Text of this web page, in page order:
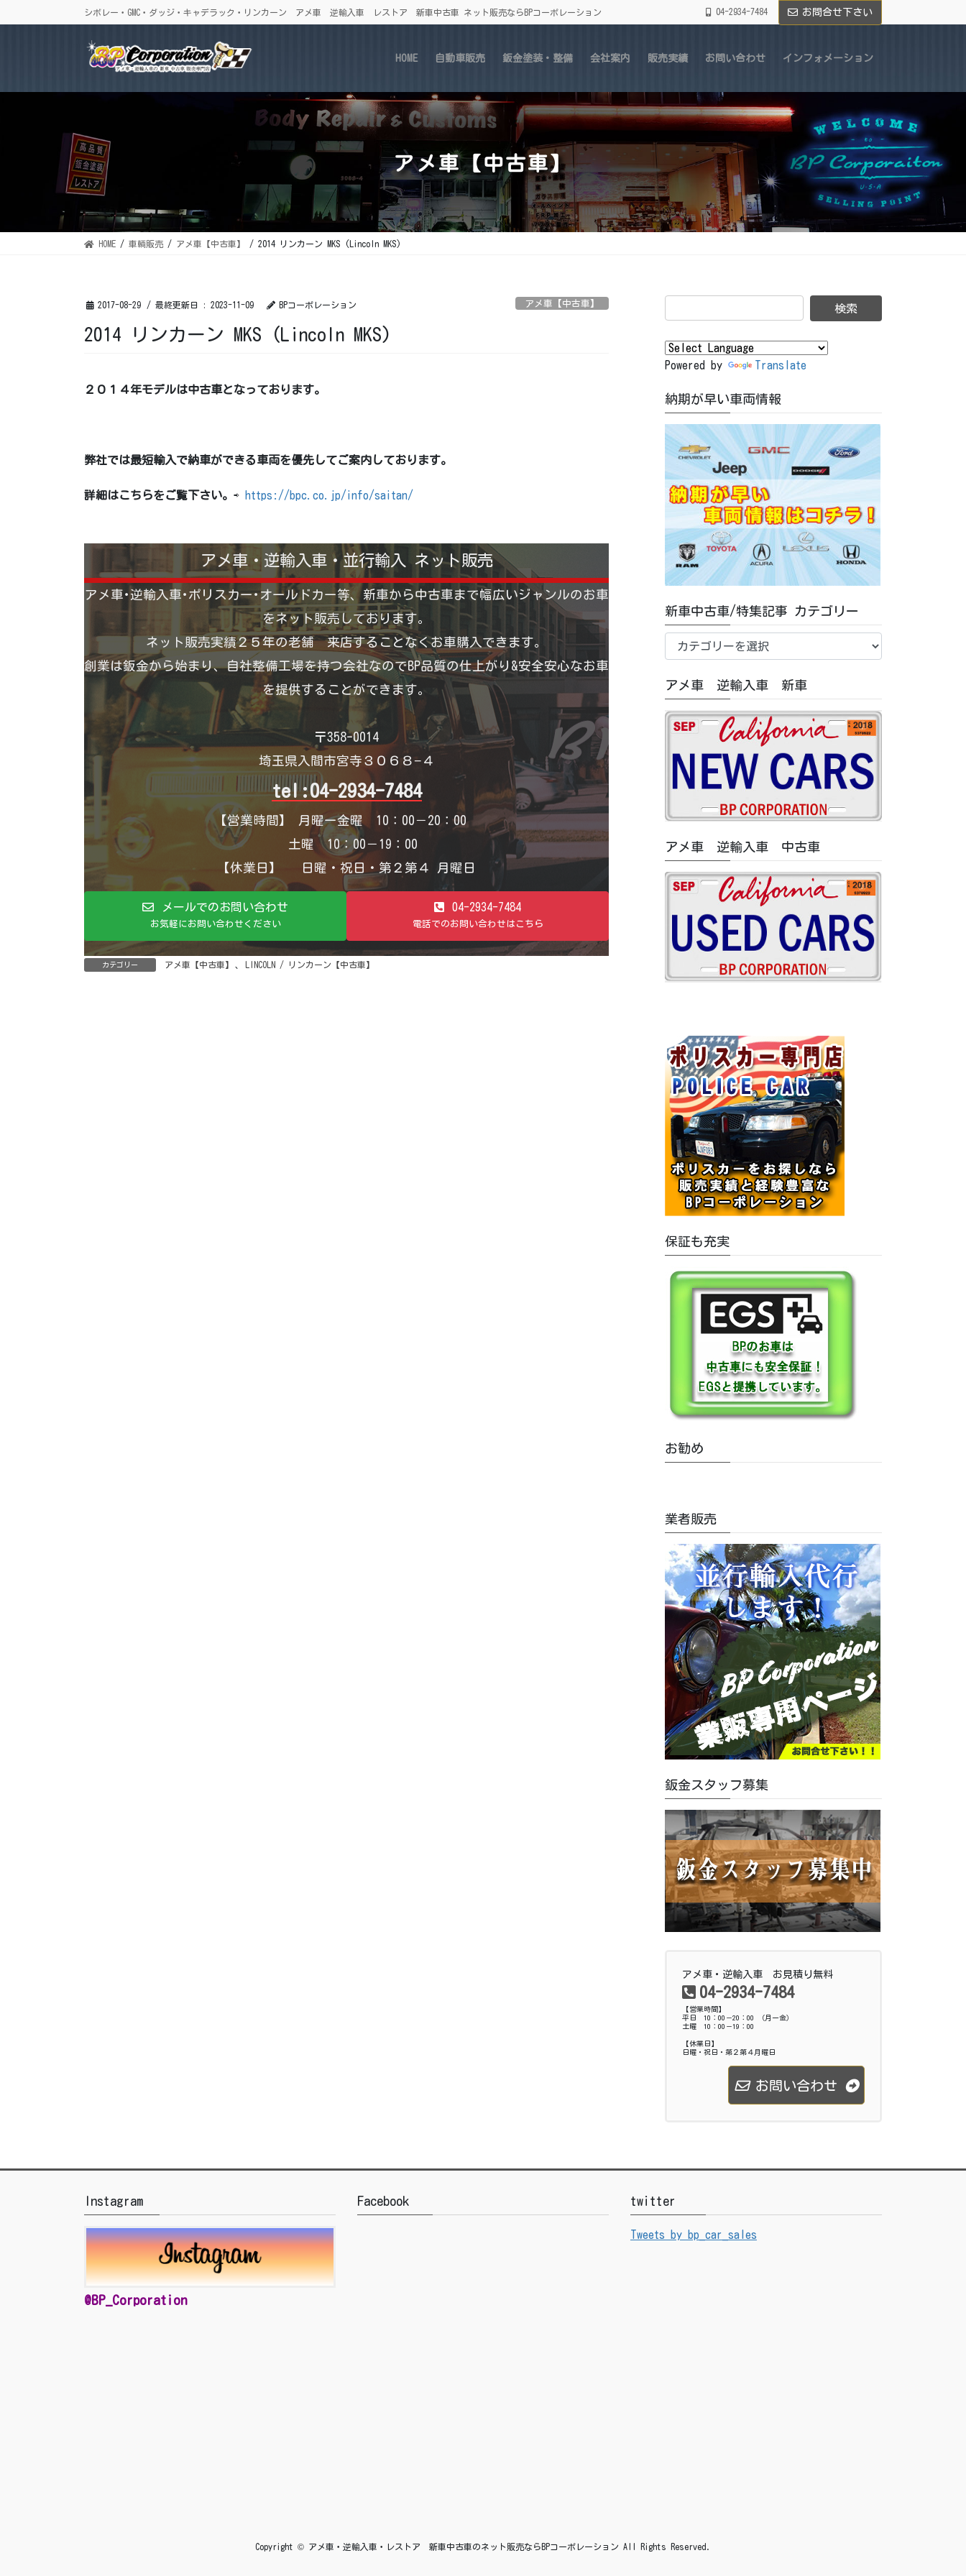
ン
に
ビ
ョ
シボレー・GMC・ダッジ・キャデラック・リンカーン アメ車 逆輸入車 レストア 新車中古車 ネット販売ならBPコーポレーション 04-2934-7484 お問合せ下さい
HOME 自動車販売 鈑金塗装・整備 会社案内 販売実績 お問い合わせ インフォメーション
アメ車【中古車】
HOME 車輌販売 アメ車【中古車】 2014 リンカーン MKS (Lincoln MKS)
2017-08-29 / 最終更新日 : 2023-11-09 BPコーポレーション アメ車【中古車】
2014 リンカーン MKS (Lincoln MKS)
２０１４年モデルは中古車となっております。
弊社では最短輸入で納車ができる車両を優先してご案内しております。
詳細はこちらをご覧下さい。 ⇨ https://bpc.co.jp/info/saitan/
アメ車・逆輸入車・並行輸入 ネット販売
アメ車･逆輸入車･ポリスカー･オールドカー等、新車から中古車まで幅広いジャンルのお車
をネット販売しております。
ネット販売実績２５年の老舗 来店することなくお車購入できます。
創業は鈑金から始まり、自社整備工場を持つ会社なのでBP品質の仕上がり&安全安心なお車
を提供することができます。
〒358-0014
埼玉県入間市宮寺３０６８−４
tel:04-2934-7484
【営業時間】 月曜ー金曜 10：00－20：00
土曜 10：00－19：00
【休業日】 日曜・祝日・第２第４ 月曜日
メールでのお問い合わせ
お気軽にお問い合わせください
04-2934-7484
電話でのお問い合わせはこちら
カテゴリー アメ車【中古車】 LINCOLN / リンカーン【中古車】
Powered by Translate
納期が早い車両情報
新車中古車/特集記事 カテゴリー
車
古
車/
特
リ
ー
アメ車 逆輸入車 新車
アメ車 逆輸入車 中古車
保証も充実
お勧め
業者販売
鈑金スタッフ募集
アメ車・逆輸入車 お見積り無料
04-2934-7484
【営業時間】
平日 10：00－20：00 （月ー金）
土曜 10：00－19：00
【休業日】
日曜・祝日・第２第４月曜日
お問い合わせ
Instagram
@BP_Corporation
Facebook twitter
Tweets by bp_car_sales
Copyright © アメ車・逆輸入車・レストア 新車中古車のネット販売ならBPコーポレーション All Rights Reserved.